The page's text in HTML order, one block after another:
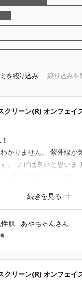
●バリアベールプロテクター
成分*2配合 ●大気汚染物質
の空気中の物質から肌を保護
保湿成分 ●なじませライティ
酸化Ａｌ、ポリアクリル酸
質 *4 ホウケイ酸（Ｃａ／
トリメトキシシリルジメチ
シリカ
スクリーン(R) オンフェ
が気になる方も安心。み
落とすときはクレンジン
を絞り込み 絞り込みを
クリーン(R) オンフェイ
かりません。 紫外線が
。 ノビは良いと思いま
続きを見る
肌 あやちゃんさん
クリーン(R) オンフェイ